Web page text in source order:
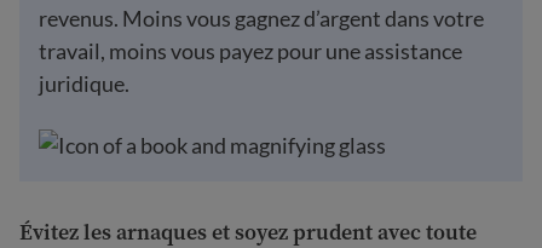
revenus. Moins vous gagnez d’argent dans votre
travail, moins vous payez pour une assistance
juridique.
Évitez les arnaques et soyez prudent avec toute